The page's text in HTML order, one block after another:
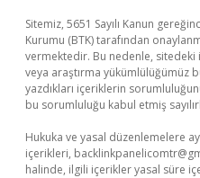
Sitemiz, 5651 Sayılı Kanun
Kurumu (BTK) tarafından
vermektedir. Bu nedenle,
veya araştırma yükümlülüğümüz
yazdıkları içeriklerin
bu sorumluluğu kabul etmiş
Hukuka ve yasal düzenlemelere
içerikleri,
halinde, ilgili içerikler yasal süre